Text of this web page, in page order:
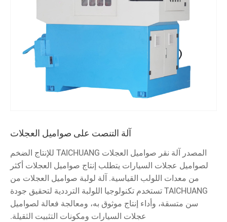
آلة التنصت على صواميل العجلات
المصدر آلة نقر صواميل العجلات TAICHUANG للإنتاج الضخم
لصواميل عجلات السيارات يتطلب إنتاج صواميل العجلات أكثر
من معدات اللولب القياسية. آلة لولبة صواميل العجلات من
TAICHUANG تستخدم تكنولوجيا اللولبة الترددية لتحقيق جودة
سن متسقة، وأداء إنتاج موثوق به، ومعالجة فعالة لصواميل
عجلات السيارات ومكونات التثبيت الثقيلة.